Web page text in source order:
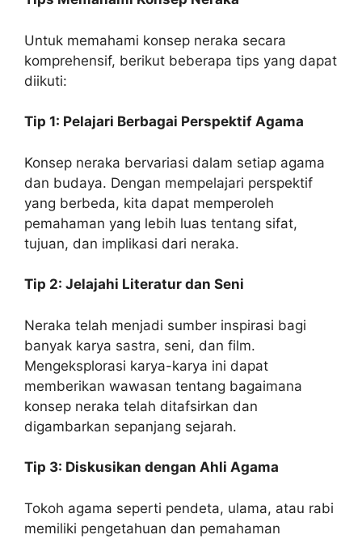
Untuk memahami konsep neraka secara
komprehensif, berikut beberapa tips yang dapat
diikuti:
Tip 1: Pelajari Berbagai Perspektif Agama
Konsep neraka bervariasi dalam setiap agama
dan budaya. Dengan mempelajari perspektif
yang berbeda, kita dapat memperoleh
pemahaman yang lebih luas tentang sifat,
tujuan, dan implikasi dari neraka.
Tip 2: Jelajahi Literatur dan Seni
Neraka telah menjadi sumber inspirasi bagi
banyak karya sastra, seni, dan film.
Mengeksplorasi karya-karya ini dapat
memberikan wawasan tentang bagaimana
konsep neraka telah ditafsirkan dan
digambarkan sepanjang sejarah.
Tip 3: Diskusikan dengan Ahli Agama
Tokoh agama seperti pendeta, ulama, atau rabi
memiliki pengetahuan dan pemahaman